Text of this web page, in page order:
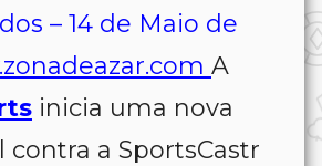
– 14 de Maio de
A
inicia uma nova
contra a SportsCastr